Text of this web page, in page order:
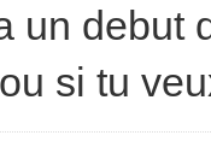
un debut
si tu